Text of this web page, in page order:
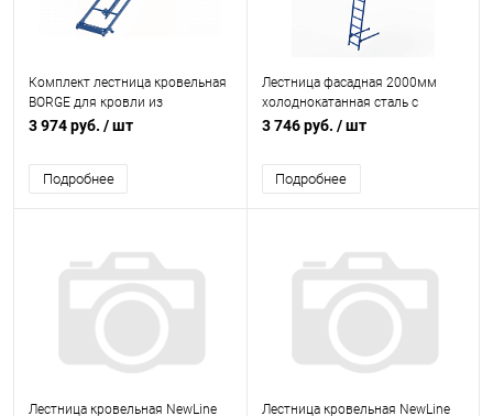
Комплект лестница кровельная
BORGE для кровли из
металлочерепицы L=1800 мм,
синий)
3 974 руб. / шт
Подробнее
Лестница фасадная 2000мм
холоднокатанная сталь с
порошковым покрытием RAL
3 746 руб. / шт
Подробнее
Лестница кровельная NewLine
Лестница кровельная NewLine